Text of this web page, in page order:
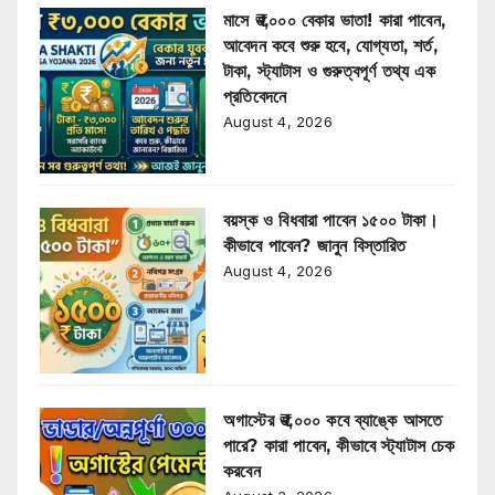
মাসে ₹৩,০০০ বেকার ভাতা! কারা পাবেন,
আবেদন কবে শুরু হবে, যোগ্যতা, শর্ত,
টাকা, স্ট্যাটাস ও গুরুত্বপূর্ণ তথ্য এক
প্রতিবেদনে
August 4, 2026
বয়স্ক ও বিধবারা পাবেন ১৫০০ টাকা।
কীভাবে পাবেন? জানুন বিস্তারিত
August 4, 2026
অগাস্টের ₹৩,০০০ কবে ব্যাঙ্কে আসতে
পারে? কারা পাবেন, কীভাবে স্ট্যাটাস চেক
করবেন